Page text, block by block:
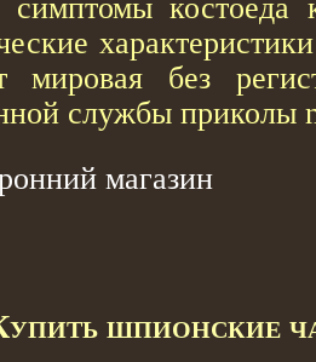
симптомы костоеда
без
службы приколы
магазин
шпионские